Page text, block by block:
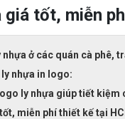
giá tốt, miễn
ở các quán cà phê,
nhựa in logo:
ly nhựa giúp tiết kiệm
miễn phí thiết kế tại